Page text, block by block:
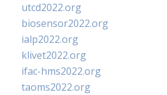
utcd2022.org
biosensor2022.org
ialp2022.org
klivet2022.org
ifac-hms2022.org
taoms2022.org